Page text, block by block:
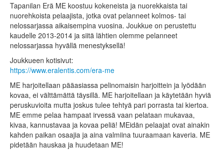
Tapanilan Erä ME koostuu kokeneista ja nuorekkaista tai
nuorehkoista pelaajista, jotka ovat pelanneet kolmos- tai
nelossarjassa aikaisempina vuosina. Joukkue on perustettu
kaudelle 2013-2014 ja siitä lähtien olemme pelanneet
nelossarjassa hyvällä menestyksellä!
Joukkueen kotisivut:
https://www.eralentis.com/era-me
ME harjoitellaan pääasiassa pelinomaisin harjoittein ja lyödään
kovaa, ei välttämättä täysillä. ME harjoitellaan ja käytetään hyviä
peruskuvioita mutta joskus tulee tehtyä pari porrasta tai kiertoa.
ME emme pelaa hampaat irvessä vaan pelataan mukavaa,
kivaa, kannustavaa ja kovaa peliä! MEidän pelaajat ovat ainakin
kahden paikan osaajia ja aina valmiina tuuraamaan kaveria. ME
pidetään hauskaa ja huudetaan ME!